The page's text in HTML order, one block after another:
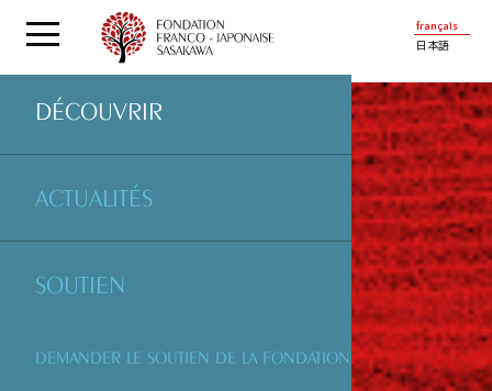
français
日本語
DÉCOUVRIR
ACTUALITÉS
SOUTIEN
DEMANDER LE SOUTIEN DE LA FONDATION